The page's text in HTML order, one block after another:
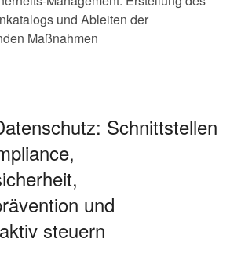
und Ableiten der
Maßnahmen
Schnittstellen
und
steuern